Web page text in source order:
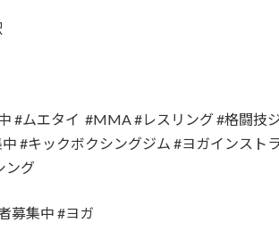
#ムエタイ #MMA #レスリング #格闘
中 #キックボクシングジム #ヨガイン
ング
募集中 #ヨガ